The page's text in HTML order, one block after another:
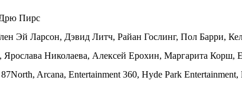
Пирс
Эй Ларсон, Дэвид Литч, Райан Гослинг, Пол Барри,
Ярослава Николаева, Алексей Ерохин, Маргарита Корш,
Arcana, Entertainment 360, Hyde Park